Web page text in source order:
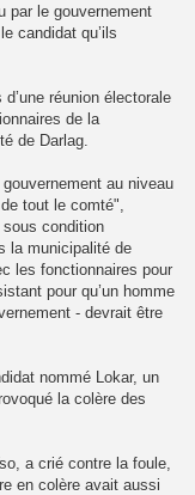
par le gouvernement
candidat qu’ils
réunion électorale
de la
de Darlag.
au niveau
tout le comté",
condition
la municipalité de
les fonctionnaires pour
pour qu’un homme
- devrait être
nommé Lokar, un
la colère des
a crié contre la foule,
en colère avait aussi